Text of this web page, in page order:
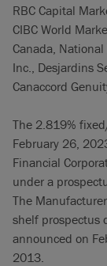
RBC Capital
CIBC World
Canada,
Inc., Desjardins
Canaccord
The 2.819%
February 26,
Financial
under a
The
shelf prospectus
announced on
2013.